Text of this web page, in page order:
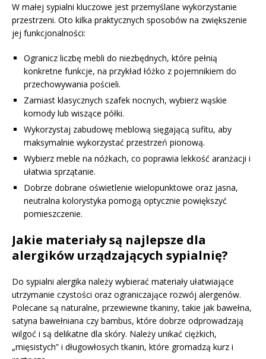
W małej sypialni kluczowe jest przemyślane wykorzystanie
przestrzeni. Oto kilka praktycznych sposobów na zwiększenie
jej funkcjonalności:
Ogranicz liczbę mebli do niezbędnych, które pełnią
konkretne funkcje, na przykład łóżko z pojemnikiem do
przechowywania pościeli.
Zamiast klasycznych szafek nocnych, wybierz wąskie
komody lub wiszące półki.
Wykorzystaj zabudowę meblową sięgającą sufitu, aby
maksymalnie wykorzystać przestrzeń pionową.
Wybierz meble na nóżkach, co poprawia lekkość aranżacji i
ułatwia sprzątanie.
Dobrze dobrane oświetlenie wielopunktowe oraz jasna,
neutralna kolorystyka pomogą optycznie powiększyć
pomieszczenie.
Jakie materiały są najlepsze dla
alergików urządzających sypialnię?
Do sypialni alergika należy wybierać materiały ułatwiające
utrzymanie czystości oraz ograniczające rozwój alergenów.
Polecane są naturalne, przewiewne tkaniny, takie jak bawełna,
satyna bawełniana czy bambus, które dobrze odprowadzają
wilgoć i są delikatne dla skóry. Należy unikać ciężkich,
„mięsistych” i długowłosych tkanin, które gromadzą kurz i